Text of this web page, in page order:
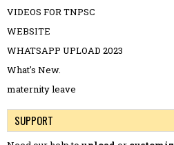
VIDEOS FOR TNPSC
WEBSITE
WHATSAPP UPLOAD 2023
What's New.
maternity leave
SUPPORT